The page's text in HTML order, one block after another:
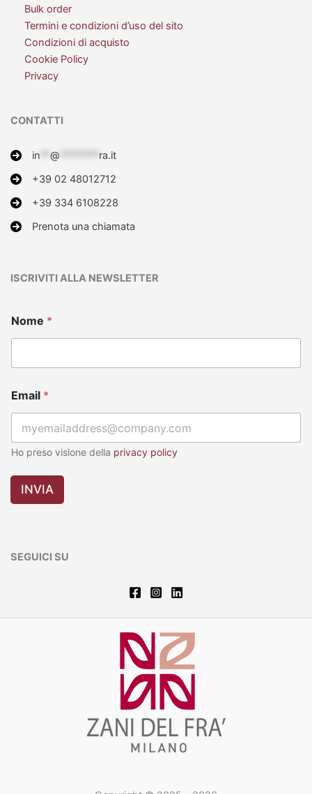
Bulk order
Termini e condizioni d’uso del sito
Condizioni di acquisto
Cookie Policy
Privacy
CONTATTI
in @
ra.it
+39 02 48012712
+39 334 6108228
Prenota una chiamata
ISCRIVITI ALLA NEWSLETTER
Nome *
o
m
*
E
a
l
Email *
Ho preso visione della privacy policy
INVIA
SEGUICI SU